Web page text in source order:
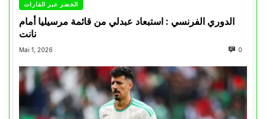
الخضر عبر القارات
الدوري الفرنسي : استبعاد عبدلي من قائمة مرسيليا أمام
نانت
Mai 1, 2026 0